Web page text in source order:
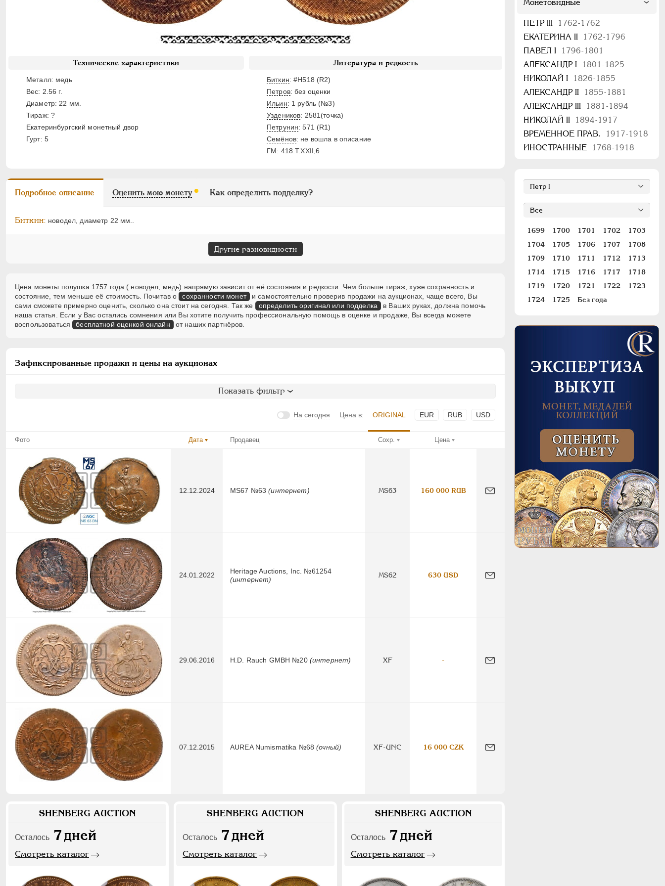
Технические характеристики
Металл: медь
Вес: 2.56 г.
Диаметр: 22 мм.
Тираж: ?
Екатеринбургский монетный двор
Гурт: 5
Литература и редкость
Биткин: #Н518 (R2)
Петров: без оценки
Ильин: 1 рубль (№3)
Уздеников: 2581(точка)
Петрунин: 571 (R1)
Семёнов: не вошла в описание
ГМ: 418.T.ХХII,6
Подробное описание Оценить мою монету Как определить подделку?
Биткин: новодел, диаметр 22 мм..
Другие разновидности
Цена монеты полушка 1757 года ( новодел, медь) напрямую зависит от её состояния и редкости. Чем больше тираж, хуже сохранность и
состояние, тем меньше её стоимость. Почитав о сохранности монет и самостоятельно проверив продажи на аукционах, чаще всего, Вы
сами сможете примерно оценить, сколько она стоит на сегодня. Так же
определить оригинал или подделка
в Ваших руках, должна помочь
наша статья. Если у Вас остались сомнения или Вы хотите получить профессиональную помощь в оценке и продаже, Вы всегда можете
воспользоваться бесплатной оценкой онлайн от наших партнёров.
Зафиксированные продажи и цены на аукционах
Показать фильтр
На сегодня Цена в: ORIGINAL EUR RUB USD
Фото Дата Продавец Сохр. Цена
12.12.2024 MS67 №63(интернет) MS63 160 000 RUB
24.01.2022
Heritage Auctions, Inc. №61254
(интернет)
MS62 630 USD
29.06.2016 H.D. Rauch GMBH №20 (интернет) XF -
07.12.2015 AUREA Numismatika №68(очный) XF-UNC 16 000 CZK
SHENBERG AUCTION
Осталось 7дней
Смотреть каталог
SHENBERG AUCTION
Осталось 7дней
Смотреть каталог
SHENBERG AUCTION
Осталось 7дней
Смотреть каталог
Монетовидные
ПЕТР III
1762-1762
ЕКАТЕРИНА II
1762-1796
ПАВЕЛ I
1796-1801
АЛЕКСАНДР I
1801-1825
НИКОЛАЙ I
1826-1855
АЛЕКСАНДР II
1855-1881
АЛЕКСАНДР III
1881-1894
НИКОЛАЙ II
1894-1917
ВРЕМЕННОЕ ПРАВ.
1917-1918
ИНОСТРАННЫЕ
1768-1918
1699 1700 1701 1702
1703
1704
1705 1706 1707
1708
1709
1710 1711 1712
1713
1714
1715 1716 1717
1718
1719
1720 1721 1722
1723
1724
1725 Без года